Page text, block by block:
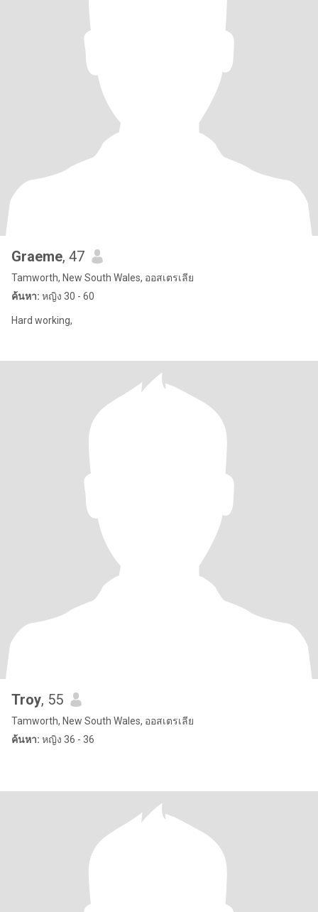
Graeme, 47
Tamworth, New South Wales, ออสเตรเลีย
ค้นหา: หญิง 30 - 60
Hard working,
Troy, 55
Tamworth, New South Wales, ออสเตรเลีย
ค้นหา: หญิง 36 - 36